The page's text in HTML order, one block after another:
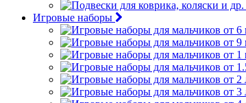
Игровые наборы